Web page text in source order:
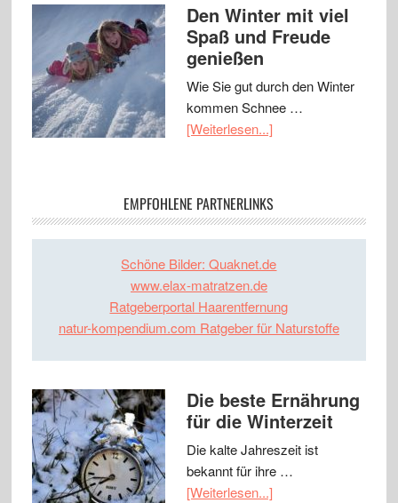
Den Winter mit viel
Spaß und Freude
genießen
Wie Sie gut durch den Winter
kommen Schnee …
[Weiterlesen...]
EMPFOHLENE PARTNERLINKS
Schöne Bilder: Quaknet.de
www.elax-matratzen.de
Ratgeberportal Haarentfernung
natur-kompendium.com Ratgeber für Naturstoffe
Die beste Ernährung
für die Winterzeit
Die kalte Jahreszeit ist
bekannt für ihre …
[Weiterlesen...]